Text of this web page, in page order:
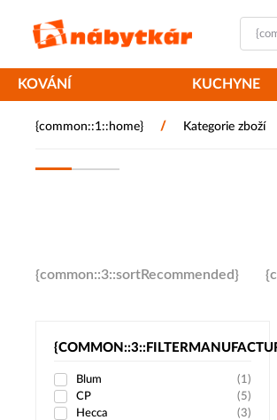
KOVÁNÍ KUCHYNE
{common::1::home} / Kategorie zboží
{common::3::sortRecommended}
Blum (1)
CP
(5)
Hecca
(3)